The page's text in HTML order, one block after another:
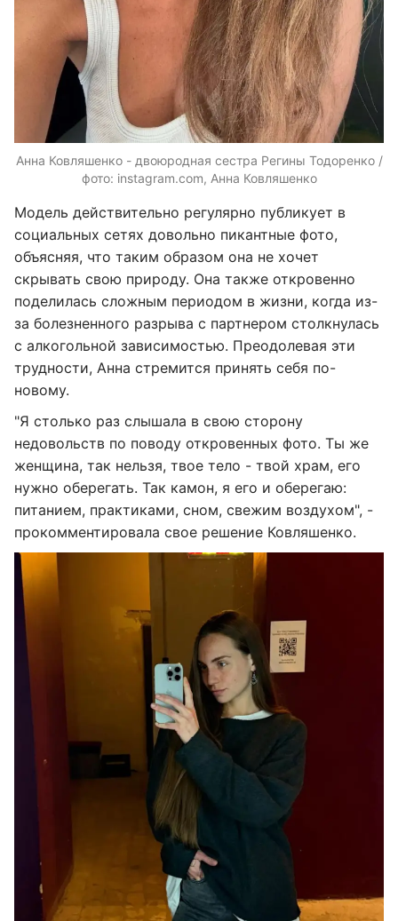
Анна Ковляшенко - двоюродная сестра Регины Тодоренко /
фото: instagram.com, Анна Ковляшенко
Модель действительно регулярно публикует в
социальных сетях довольно пикантные фото,
объясняя, что таким образом она не хочет
скрывать свою природу. Она также откровенно
поделилась сложным периодом в жизни, когда из-
за болезненного разрыва с партнером столкнулась
с алкогольной зависимостью. Преодолевая эти
трудности, Анна стремится принять себя по-
новому.
"Я столько раз слышала в свою сторону
недовольств по поводу откровенных фото. Ты же
женщина, так нельзя, твое тело - твой храм, его
нужно оберегать. Так камон, я его и оберегаю:
питанием, практиками, сном, свежим воздухом", -
прокомментировала свое решение Ковляшенко.